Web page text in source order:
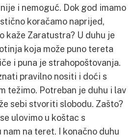
i nemoguć. Dok god imamo
koračamo naprijed,
kaže Zaratustra? U duhu je
koja može puno tereta
i puna je strahopoštovanja.
pravilno nositi i doći s
težimo. Potreban je duhu i lav
sebi stvoriti slobodu. Zašto?
ulovimo u koštac s
na teret. I konačno duhu